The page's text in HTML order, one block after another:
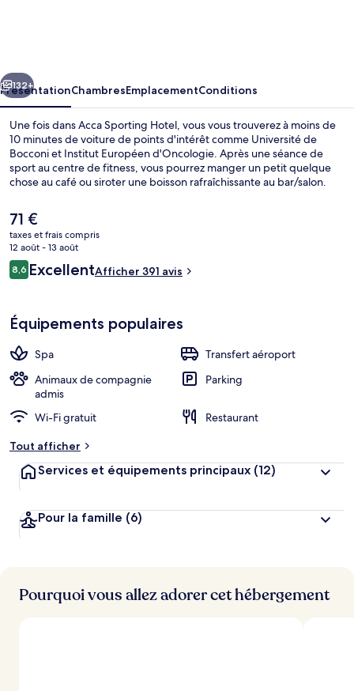
Suivant
132+
PrésentationChambresEmplacementConditions
Une fois dans Acca Sporting Hotel, vous vous trouverez à moins de
10 minutes de voiture de points d'intérêt comme Université de
Bocconi et Institut Européen d'Oncologie. Après une séance de
sport au centre de fitness, vous pourrez manger un petit quelque
chose au café ou siroter une boisson rafraîchissante au bar/salon.
sauna, un hammam et un snack-bar/une épicerie fine.
Le
prix
actuel
est
de
71 €
taxes et frais compris
12 août - 13 août
Avis
voyageurs
8,68,6 sur 10
ExcellentAfficher 391 avis
Équipements populaires
Spa
Transfert aéroport
Animaux de compagnie
admis
Parking
Wi-Fi gratuit
Restaurant
Tout afficher
Services et équipements principaux (12)
Pour la famille (6)
Pourquoi vous allez adorer cet hébergement